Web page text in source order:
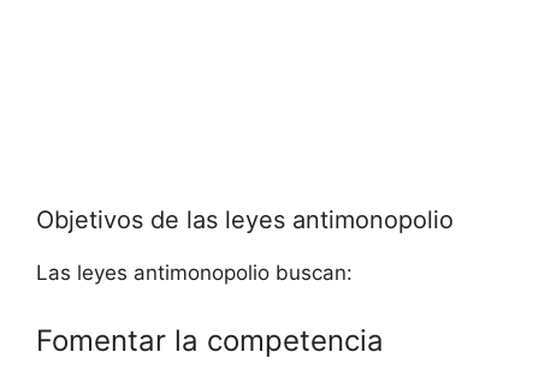
Objetivos de las leyes antimonopolio
Las leyes antimonopolio buscan:
Fomentar la competencia